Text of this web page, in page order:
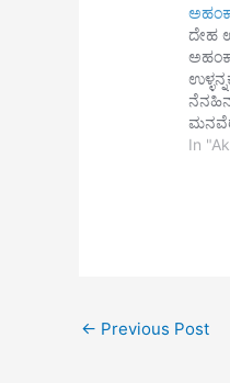
ದೇಹ
ನೆನಹಿನ
In
← Previous Post